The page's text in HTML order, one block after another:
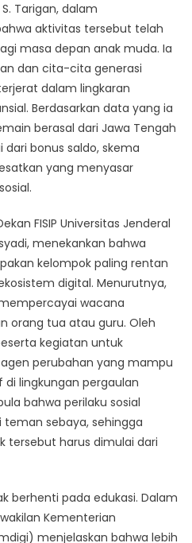
Tarigan, dalam
aktivitas tersebut telah
masa depan anak muda. Ia
dan cita-cita generasi
dalam lingkaran
Berdasarkan data yang ia
berasal dari Jawa Tengah
bonus saldo, skema
yang menyasar
FISIP Universitas Jenderal
menekankan bahwa
kelompok paling rentan
digital. Menurutnya,
wacana
orang tua atau guru. Oleh
kegiatan untuk
perubahan yang mampu
lingkungan pergaulan
bahwa perilaku sosial
sebaya, sehingga
tersebut harus dimulai dari
berhenti pada edukasi. Dalam
Kementerian
menjelaskan bahwa lebih